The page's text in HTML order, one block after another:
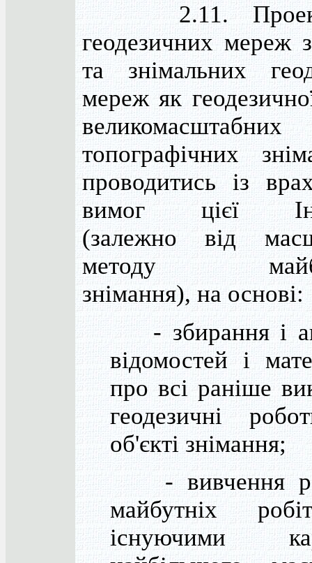
2.11.
геодезичних мереж
та знімальних
мереж як
великомасштабних
топографічних
проводитись із
вимог цієї
(залежно від
методу
знімання), на основі:
- збирання і
відомостей і
про всі раніше
геодезичні
об'єкті знімання;
- вивчення
майбутніх
існуючими